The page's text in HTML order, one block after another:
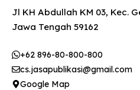
Jl KH Abdullah KM 03, Kec.
Jawa Tengah 59162
+62 896-80-800-800
cs.jasapublikasi@gmail.com
Google Map